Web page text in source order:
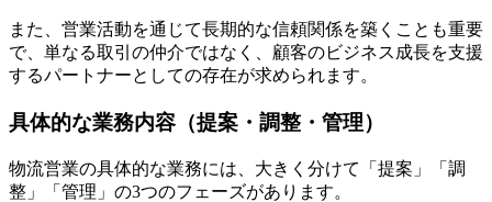
また、営業活動を通じて長期的な信頼関係を築くことも重要
で、単なる取引の仲介ではなく、顧客のビジネス成長を支援
するパートナーとしての存在が求められます。
具体的な業務内容（提案・調整・管理）
物流営業の具体的な業務には、大きく分けて「提案」「調
整」「管理」の3つのフェーズがあります。